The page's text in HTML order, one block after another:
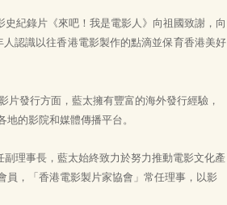
紀錄片《來吧！我是電影人》向祖國致謝，向
認識以往香港電影製作的點滴並保育香港美好
發行方面，藍太擁有豐富的海外發行經驗，
的影院和媒體傳播平台。
理事長，藍太始終致力於努力推動電影文化產
，「香港電影製片家協會」常任理事，以影